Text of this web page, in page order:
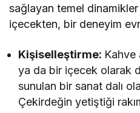
sağlayan temel
içecekten, bir deneyim
Kişiselleştirme: Kahve
ya da bir içecek olarak
sunulan bir sanat dalı
Çekirdeğin yetiştiği